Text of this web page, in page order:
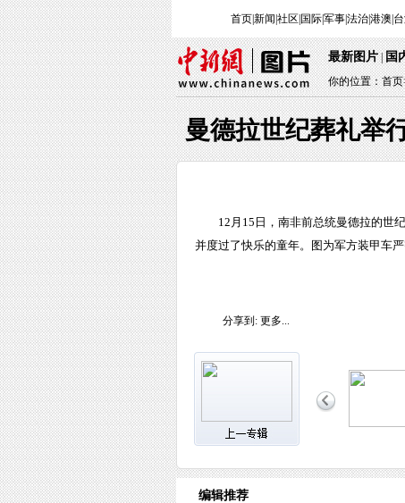
首页|新闻 社区 国际|军事|法治|港澳
最新图片|国
你的位置：首页
曼德拉世纪葬礼举
12月15日，南非前总统曼德拉的世
并度过了快乐的童年。图为军方装甲车
分享到: 更多...
编辑推荐